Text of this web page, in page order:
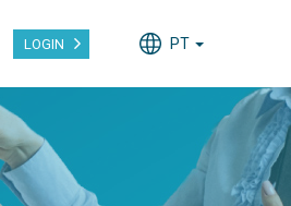
LOGIN PT